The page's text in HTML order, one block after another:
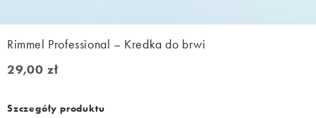
Rimmel Professional – Kredka do brwi
29,00 zł
29,00 zł
Szczegóły produktu